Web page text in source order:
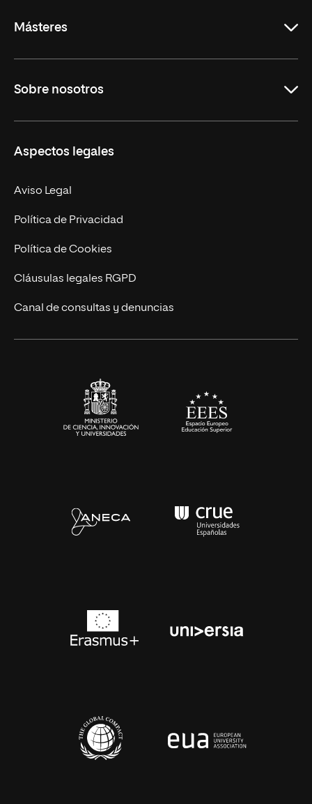
Másteres
Derecho
Empresa
MBA
Marketing y Comunicación
Ingeniería
Diseño
Ciencias de la Salud
Sobre nosotros
Nuestro Equipo
Contacto
Aspectos legales
Aviso Legal
Política de Privacidad
Política de Cookies
Cláusulas legales RGPD
Canal de consultas y denuncias